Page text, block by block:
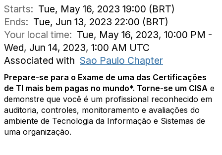
Starts: Tue, May 16, 2023 19:00 (BRT)
Ends: Tue, Jun 13, 2023 22:00 (BRT)
Your local time: Tue, May 16, 2023, 10:00 PM -
Wed, Jun 14, 2023, 1:00 AM UTC
Associated with Sao Paulo Chapter
Prepare-se para o Exame de uma das Certificações
de TI mais bem pagas no mundo*. Torne-se um CISA e
demonstre que você é um profissional reconhecido em
auditoria, controles, monitoramento e avaliações do
ambiente de Tecnologia da Informação e Sistemas de
uma organização.